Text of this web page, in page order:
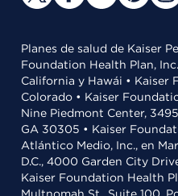
Planes de salud de Kaiser
Foundation Health Plan,
California y Hawái • Kaiser
Colorado • Kaiser
Nine Piedmont Center,
GA 30305 • Kaiser
Atlántico Medio, Inc., en
D.C., 4000 Garden City
Kaiser Foundation Health